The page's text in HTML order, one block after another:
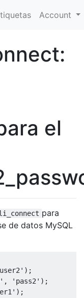
Account
el
para
de datos MySQL
'pass2');
);